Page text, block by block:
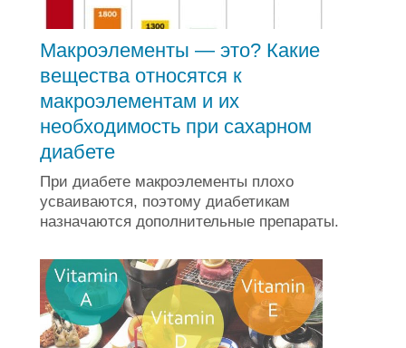
Макроэлементы — это? Какие
вещества относятся к
макроэлементам и их
необходимость при сахарном
диабете
При диабете макроэлементы плохо
усваиваются, поэтому диабетикам
назначаются дополнительные препараты.